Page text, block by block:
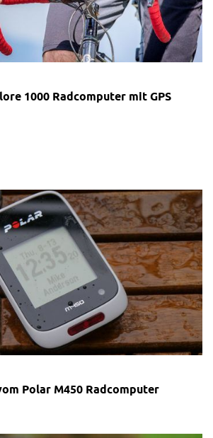
1000 Radcomputer mit GPS
Polar M450 Radcomputer